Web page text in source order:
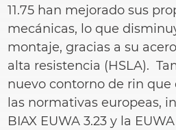
11.75 han mejorado sus
mecánicas, lo que
montaje, gracias a su
alta resistencia (HSLA).
nuevo contorno de rin
las normativas europeas,
BIAX EUWA 3.23 y la EUWA